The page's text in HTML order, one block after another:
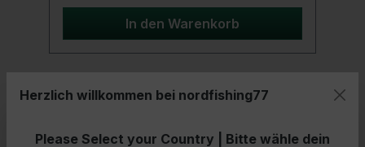
In den Warenkorb
Herzlich willkommen bei nordfishing77
Please Select your Country | Bitte wähle dein